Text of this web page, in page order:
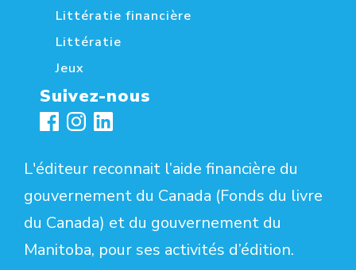
Littératie financière
Littératie
Jeux
Suivez-nous
L'éditeur reconnait l’aide financière du
gouvernement du Canada (Fonds du livre
du Canada) et du gouvernement du
Manitoba, pour ses activités d’édition.